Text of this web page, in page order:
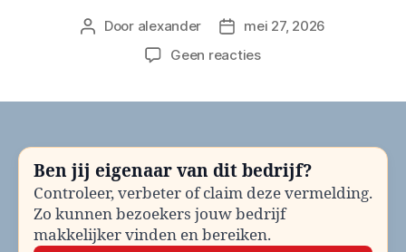
Berichtauteur
Door alexander Berichtdatum
mei 27, 2026
Geen reactiesop
Telefoonnummer
en
contactinformatie
Ben jij eigenaar van dit bedrijf?
Controleer, verbeter of claim deze vermelding.
Zo kunnen bezoekers jouw bedrijf
makkelijker vinden en bereiken.